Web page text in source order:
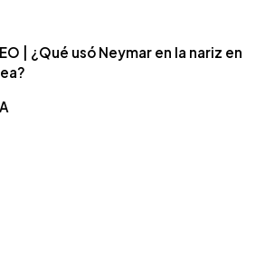
| ¿Qué usó Neymar en la nariz en